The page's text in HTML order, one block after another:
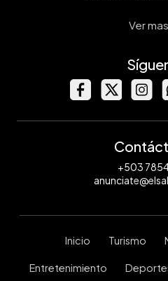
Ver
+503
Inicio Turismo
Entretenimiento